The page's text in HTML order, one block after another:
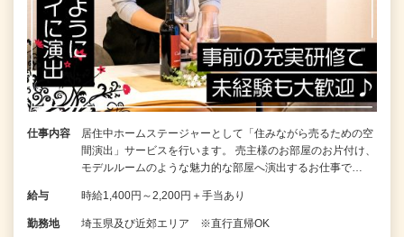
仕事内容
居住中ホームステージャーとして「住みながら売るための空
間演出」サービスを行います。 売主様のお部屋のお片付け、
モデルルームのような魅力的な部屋へ演出するお仕事で…
給与 時給1,400円～2,200円＋手当あり
勤務地 埼玉県及び近郊エリア ※直行直帰OK